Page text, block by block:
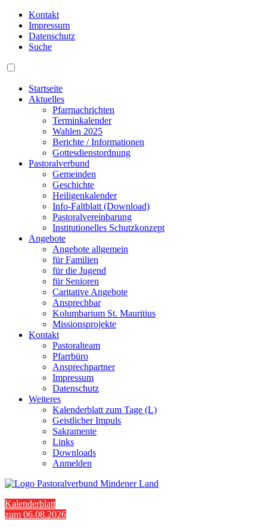
Kontakt
Impressum
Datenschutz
Suche
Startseite
Aktuelles
Pfarrnachrichten
Terminkalender
Wahlen 2025
Berichte / Informationen
Gottesdienstordnung
Pastoralverbund
Gemeinden
Geschichte
Heiligenkalender
Info-Faltblatt (Download)
Pastoralvereinbarung
Institutionelles Schutzkonzept
Angebote
Angebote allgemein
für Familien
für die Jugend
für Senioren
Caritative Angebote
Ansprechbar
Kolumbarium St. Mauritius
Missionsprojekte
Kontakt
Pastoralteam
Pfarrbüro
Ansprechpartner
Impressum
Datenschutz
Weiteres
Kalenderblatt zum Tage (L)
Geistlicher Impuls
Sakramente
Links
Downloads
Anmelden
Kalenderblatt
zum 06.08.2026